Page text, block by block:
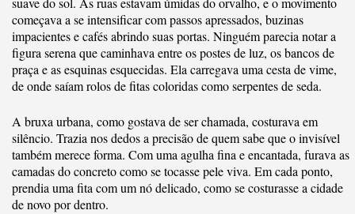
começava a se intensificar com passos apressados, buzinas
impacientes e cafés abrindo suas portas. Ninguém parecia notar a
figura serena que caminhava entre os postes de luz, os bancos de
praça e as esquinas esquecidas. Ela carregava uma cesta de vime,
de onde saíam rolos de fitas coloridas como serpentes de seda.
A bruxa urbana, como gostava de ser chamada, costurava em
silêncio. Trazia nos dedos a precisão de quem sabe que o invisível
também merece forma. Com uma agulha fina e encantada, furava as
camadas do concreto como se tocasse pele viva. Em cada ponto,
prendia uma fita com um nó delicado, como se costurasse a cidade
de novo por dentro.